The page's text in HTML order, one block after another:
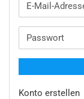
E-
Mail-
Passwort
Konto erstellen